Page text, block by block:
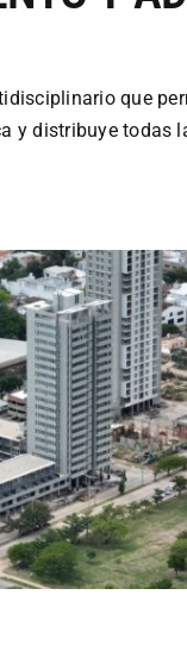
que
y distribuye todas
79